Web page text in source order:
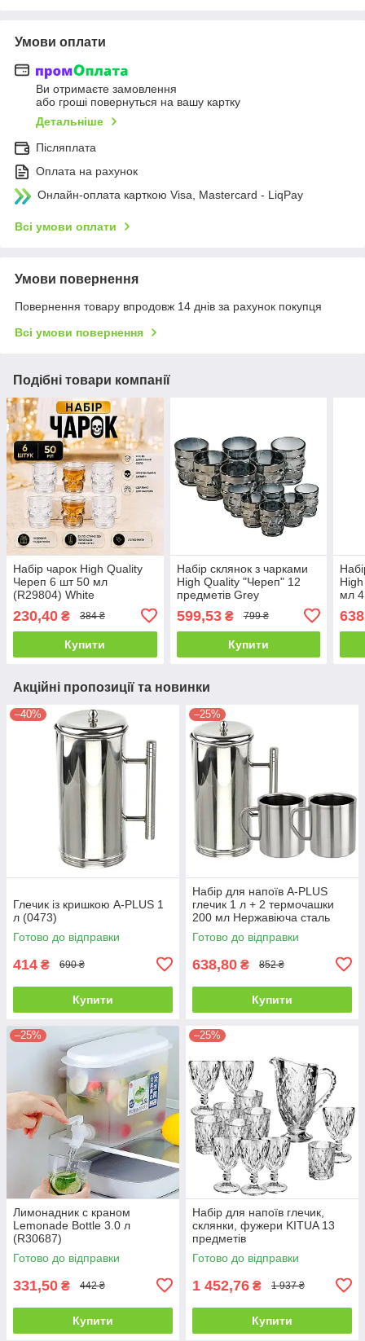
Умови оплати
Ви отримаєте замовлення
або гроші повернуться на вашу картку
Детальніше
Післяплата
Оплата на рахунок
Онлайн-оплата карткою Visa, Mastercard - LiqPay
Всі умови оплати
Умови повернення
Повернення товару впродовж 14 днів за рахунок покупця
Всі умови повернення
Подібні товари компанії
Набір чарок High Quality
Череп 6 шт 50 мл
(R29804) White
230,40 ₴ 384 ₴
Купити
Набір склянок з чарками
High Quality "Череп" 12
предметів Grey
599,53₴ 799 ₴
Купити
мл
Акційні пропозиції та новинки
–40%
Глечик із кришкою A-PLUS 1
л (0473)
Готово до відправки
414 ₴ 690 ₴
Купити
–25%
Набір для напоїв A-PLUS
глечик 1 л + 2 термочашки
200 мл Нержавіюча сталь
Готово до відправки
638,80 ₴ 852 ₴
Купити
–25%
Лимонадник с краном
Lemonade Bottle 3.0 л
(R30687)
Готово до відправки
331,50 ₴ 442 ₴
Купити
–25%
Набір для напоїв глечик,
склянки, фужери KITUA 13
предметів
Готово до відправки
1 452,76 ₴ 1 937 ₴
Купити